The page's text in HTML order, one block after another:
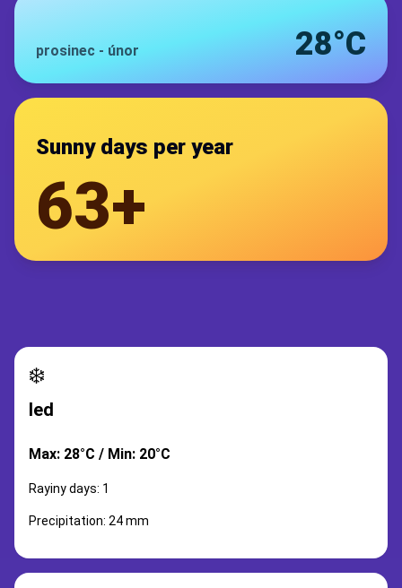
prosinec - únor 28°C
Sunny days per year
63+
❄️
led
Max: 28°C / Min: 20°C
Rayiny days: 1
Precipitation: 24 mm